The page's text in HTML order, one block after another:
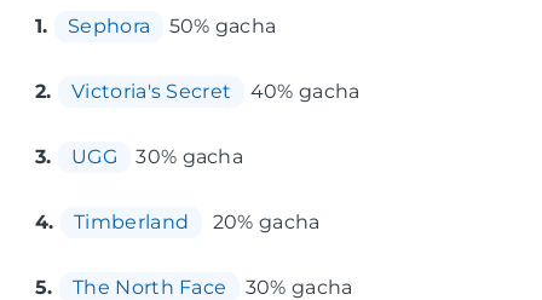
1. Sephora 50% gacha
2. Victoria's Secret 40% gacha
3. UGG 30% gacha
4. Timberland 20% gacha
5. The North Face 30% gacha